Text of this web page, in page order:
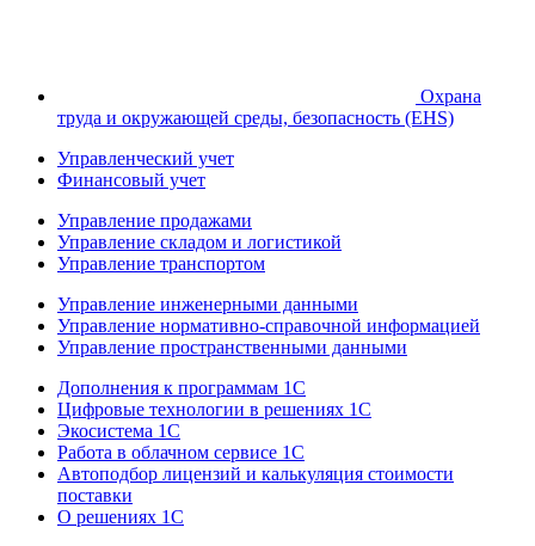
Охрана
труда и окружающей среды, безопасность (EHS)
Управленческий учет
Финансовый учет
Управление продажами
Управление складом и логистикой
Управление транспортом
Управление инженерными данными
Управление нормативно-справочной информацией
Управление пространственными данными
Дополнения к программам 1С
Цифровые технологии в решениях 1С
Экосистема 1С
Работа в облачном сервисе 1С
Автоподбор лицензий и калькуляция стоимости
поставки
О решениях 1С